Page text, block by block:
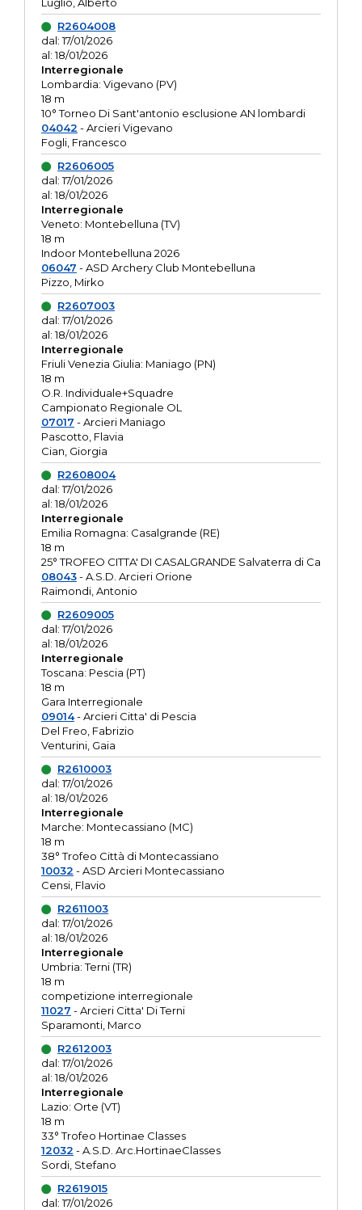
R2604008
dal: 17/01/2026
al: 18/01/2026
Interregionale
Lombardia: Vigevano (PV)
18 m
10° Torneo Di Sant'antonio esclusione AN lombardi
04042 - Arcieri Vigevano
Fogli, Francesco
R2606005
dal: 17/01/2026
al: 18/01/2026
Interregionale
Veneto: Montebelluna (TV)
18 m
Indoor Montebelluna 2026
06047 - ASD Archery Club Montebelluna
Pizzo, Mirko
R2607003
dal: 17/01/2026
al: 18/01/2026
Interregionale
Friuli Venezia Giulia: Maniago (PN)
18 m
O.R. Individuale+Squadre
Campionato Regionale OL
07017 - Arcieri Maniago
Pascotto, Flavia
Cian, Giorgia
R2608004
dal: 17/01/2026
al: 18/01/2026
Interregionale
Emilia Romagna: Casalgrande (RE)
18 m
25° TROFEO CITTA' DI CASALGRANDE Salvaterra di Ca
08043- A.S.D. Arcieri Orione
Raimondi, Antonio
R2609005
dal: 17/01/2026
al: 18/01/2026
Interregionale
Toscana: Pescia (PT)
18 m
Gara Interregionale
09014- Arcieri Citta' di Pescia
Del Freo, Fabrizio
Venturini, Gaia
R2610003
dal: 17/01/2026
al: 18/01/2026
Interregionale
Marche: Montecassiano (MC)
18 m
38° Trofeo Città di Montecassiano
10032 - ASD Arcieri Montecassiano
Censi, Flavio
R2611003
dal: 17/01/2026
al: 18/01/2026
Interregionale
Umbria: Terni (TR)
18 m
competizione interregionale
11027 - Arcieri Citta' Di Terni
Sparamonti, Marco
R2612003
dal: 17/01/2026
al: 18/01/2026
Interregionale
Lazio: Orte (VT)
18 m
33° Trofeo Hortinae Classes
12032 - A.S.D. Arc.HortinaeClasses
Sordi, Stefano
R2619015
dal: 17/01/2026